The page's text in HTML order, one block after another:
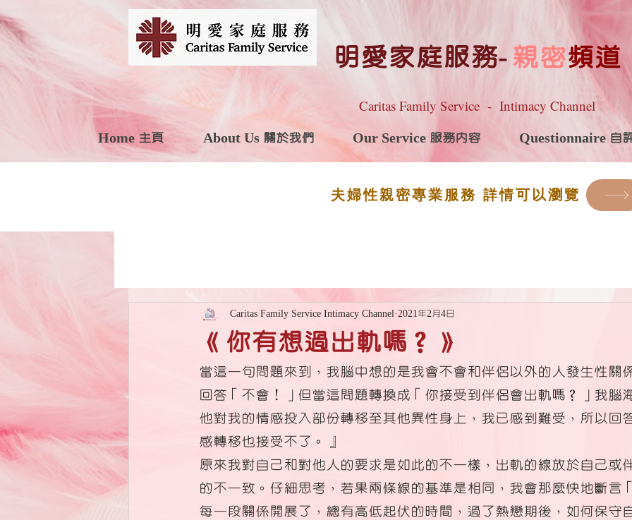
明愛家庭服務- 親密頻道
Caritas Family Service - Intimacy Channel
Home 主頁 About Us 關於我們 Our Service 服務內容 Questionnaire 自
夫婦性親密專業服務 詳情可以瀏覽
《你有想過出軌嗎？》
Caritas Family Service Intimacy Channel 2021年2月4日
當這一句問題來到，我腦中想的是我會不會和伴侶以外的人發生性關
回答「不會！」但當這問題轉換成「你接受到伴侶會出軌嗎？」我腦
他對我的情感投入部份轉移至其他異性身上，我已感到難受，所以回
感轉移也接受不了。』
原來我對自己和對他人的要求是如此的不一樣，出軌的線放於自己或
的不一致。仔細思考，若果兩條線的基準是相同，我會那麼快地斷言
每一段關係開展了，總有高低起伏的時間，過了熱戀期後，如何保守